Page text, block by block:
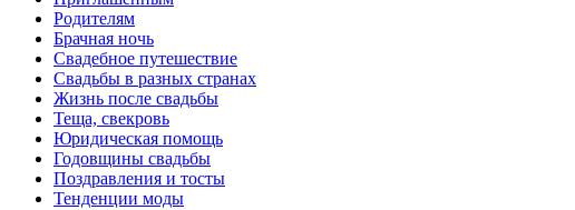
Родителям
Брачная ночь
Свадебное путешествие
Свадьбы в разных странах
Жизнь после свадьбы
Теща, свекровь
Юридическая помощь
Годовщины свадьбы
Поздравления и тосты
Тенденции моды